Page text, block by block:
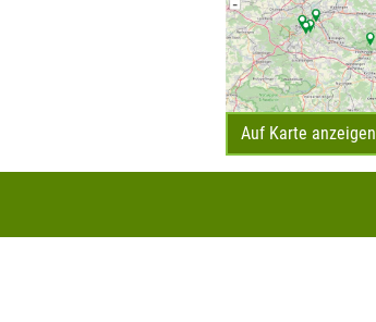
Auf Karte anzeigen